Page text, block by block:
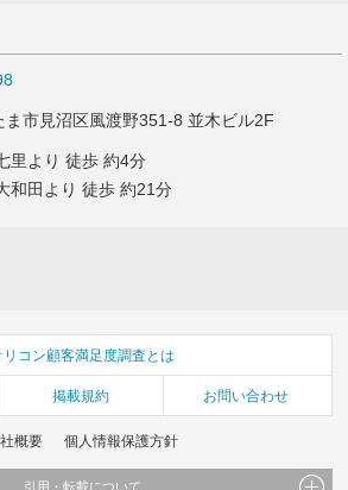
ま市見沼区風渡野351-8 並木ビル2F
里より 徒歩 約4分
和田より 徒歩 約21分
リコン顧客満足度調査とは
掲載規約 お問い合わせ
概要 個人情報保護方針
引用・転載について